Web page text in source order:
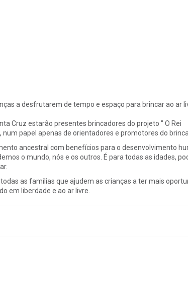
a desfrutarem de tempo e espaço para brincar ao ar
Cruz estarão presentes brincadores do projeto " O Rei
papel apenas de orientadores e promotores do
ancestral com benefícios para o desenvolvimento
o mundo, nós e os outros. É para todas as idades,
as famílias que ajudem as crianças a ter mais
em liberdade e ao ar livre.